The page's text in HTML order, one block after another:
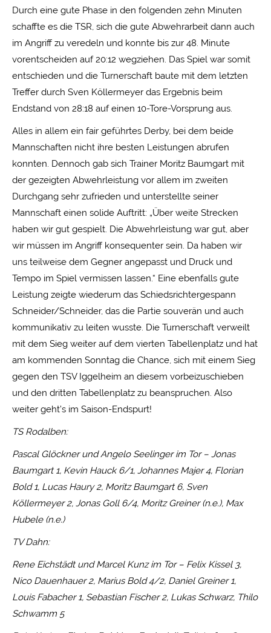
Durch eine gute Phase in den folgenden zehn Minuten
schaffte es die TSR, sich die gute Abwehrarbeit dann auch
im Angriff zu veredeln und konnte bis zur 48. Minute
vorentscheiden auf 20:12 wegziehen. Das Spiel war somit
entschieden und die Turnerschaft baute mit dem letzten
Treffer durch Sven Köllermeyer das Ergebnis beim
Endstand von 28:18 auf einen 10-Tore-Vorsprung aus.
Alles in allem ein fair geführtes Derby, bei dem beide
Mannschaften nicht ihre besten Leistungen abrufen
konnten. Dennoch gab sich Trainer Moritz Baumgart mit
der gezeigten Abwehrleistung vor allem im zweiten
Durchgang sehr zufrieden und unterstellte seiner
Mannschaft einen solide Auftritt: „Über weite Strecken
haben wir gut gespielt. Die Abwehrleistung war gut, aber
wir müssen im Angriff konsequenter sein. Da haben wir
uns teilweise dem Gegner angepasst und Druck und
Tempo im Spiel vermissen lassen.“ Eine ebenfalls gute
Leistung zeigte wiederum das Schiedsrichtergespann
Schneider/Schneider, das die Partie souverän und auch
kommunikativ zu leiten wusste. Die Turnerschaft verweilt
mit dem Sieg weiter auf dem vierten Tabellenplatz und hat
am kommenden Sonntag die Chance, sich mit einem Sieg
gegen den TSV Iggelheim an diesem vorbeizuschieben
und den dritten Tabellenplatz zu beanspruchen. Also
weiter geht’s im Saison-Endspurt!
TS Rodalben:
Pascal Glöckner und Angelo Seelinger im Tor – Jonas
Baumgart 1, Kevin Hauck 6/1, Johannes Majer 4, Florian
Bold 1, Lucas Haury 2, Moritz Baumgart 6, Sven
Köllermeyer 2, Jonas Goll 6/4, Moritz Greiner (n.e.), Max
Hubele (n.e.)
TV Dahn:
Rene Eichstädt und Marcel Kunz im Tor – Felix Kissel 3,
Nico Dauenhauer 2, Marius Bold 4/2, Daniel Greiner 1,
Louis Fabacher 1, Sebastian Fischer 2, Lukas Schwarz, Thilo
Schwamm 5